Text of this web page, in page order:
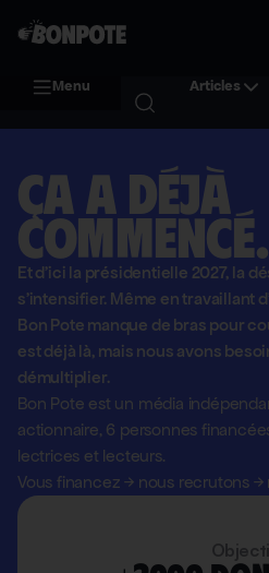
Menu Articles
Ça a déjà
commencé.
Et d'ici la présidentielle 2027, la
s'intensifier. Même en travaillant
Bon Pote manque de bras pour
est déjà là, mais nous avons
démultiplier.
Bon Pote est un média
actionnaire, 6 personnes
lectrices et lecteurs.
Vous financez→ nous recrutons →